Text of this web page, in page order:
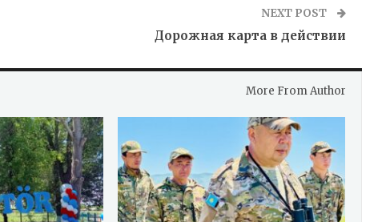
NEXT POST
Дорожная карта в действии
More From Author